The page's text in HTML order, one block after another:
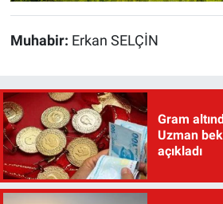
Muhabir: Erkan SELÇİN
Gram
Uzman
açıkladı